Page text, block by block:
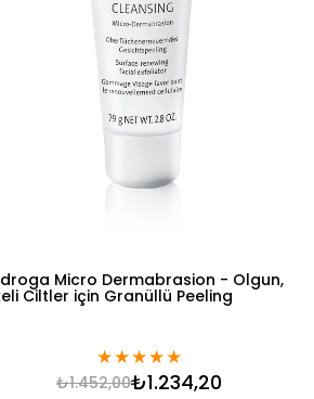
Micro Dermabrasion - Olgun,
Ciltler için Granüllü Peeling
★★★★★
₺1.234,20
₺1.452,00